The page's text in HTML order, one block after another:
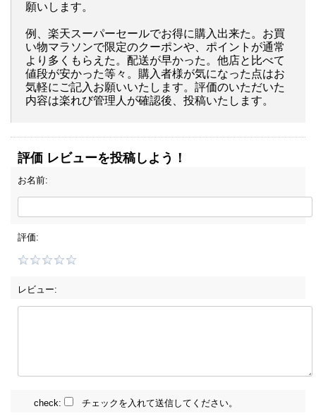
願いします。
例、楽天スーパーセールでお得に購入出来た。お買
い物マラソンで限定のクーポンや、ポイントが通常
より多くもらえた。配送が早かった。他店と比べて
値段が安かった等々。購入者様が気になった点はお
気軽にご記入お願いいたします。評価のいただいた
内容は楽れび管理人が確認後、投稿いたします。
評価 レビューを投稿しよう！
お名前:
評価:
レビュー:
check: チェックを入れて送信してください。